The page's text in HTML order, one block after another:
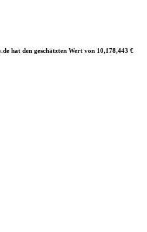
hat den geschätzten Wert von 10,178,443 €